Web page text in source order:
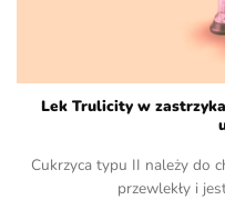
Lek Trulicity w
Cukrzyca typu II należy do
przewlekły i